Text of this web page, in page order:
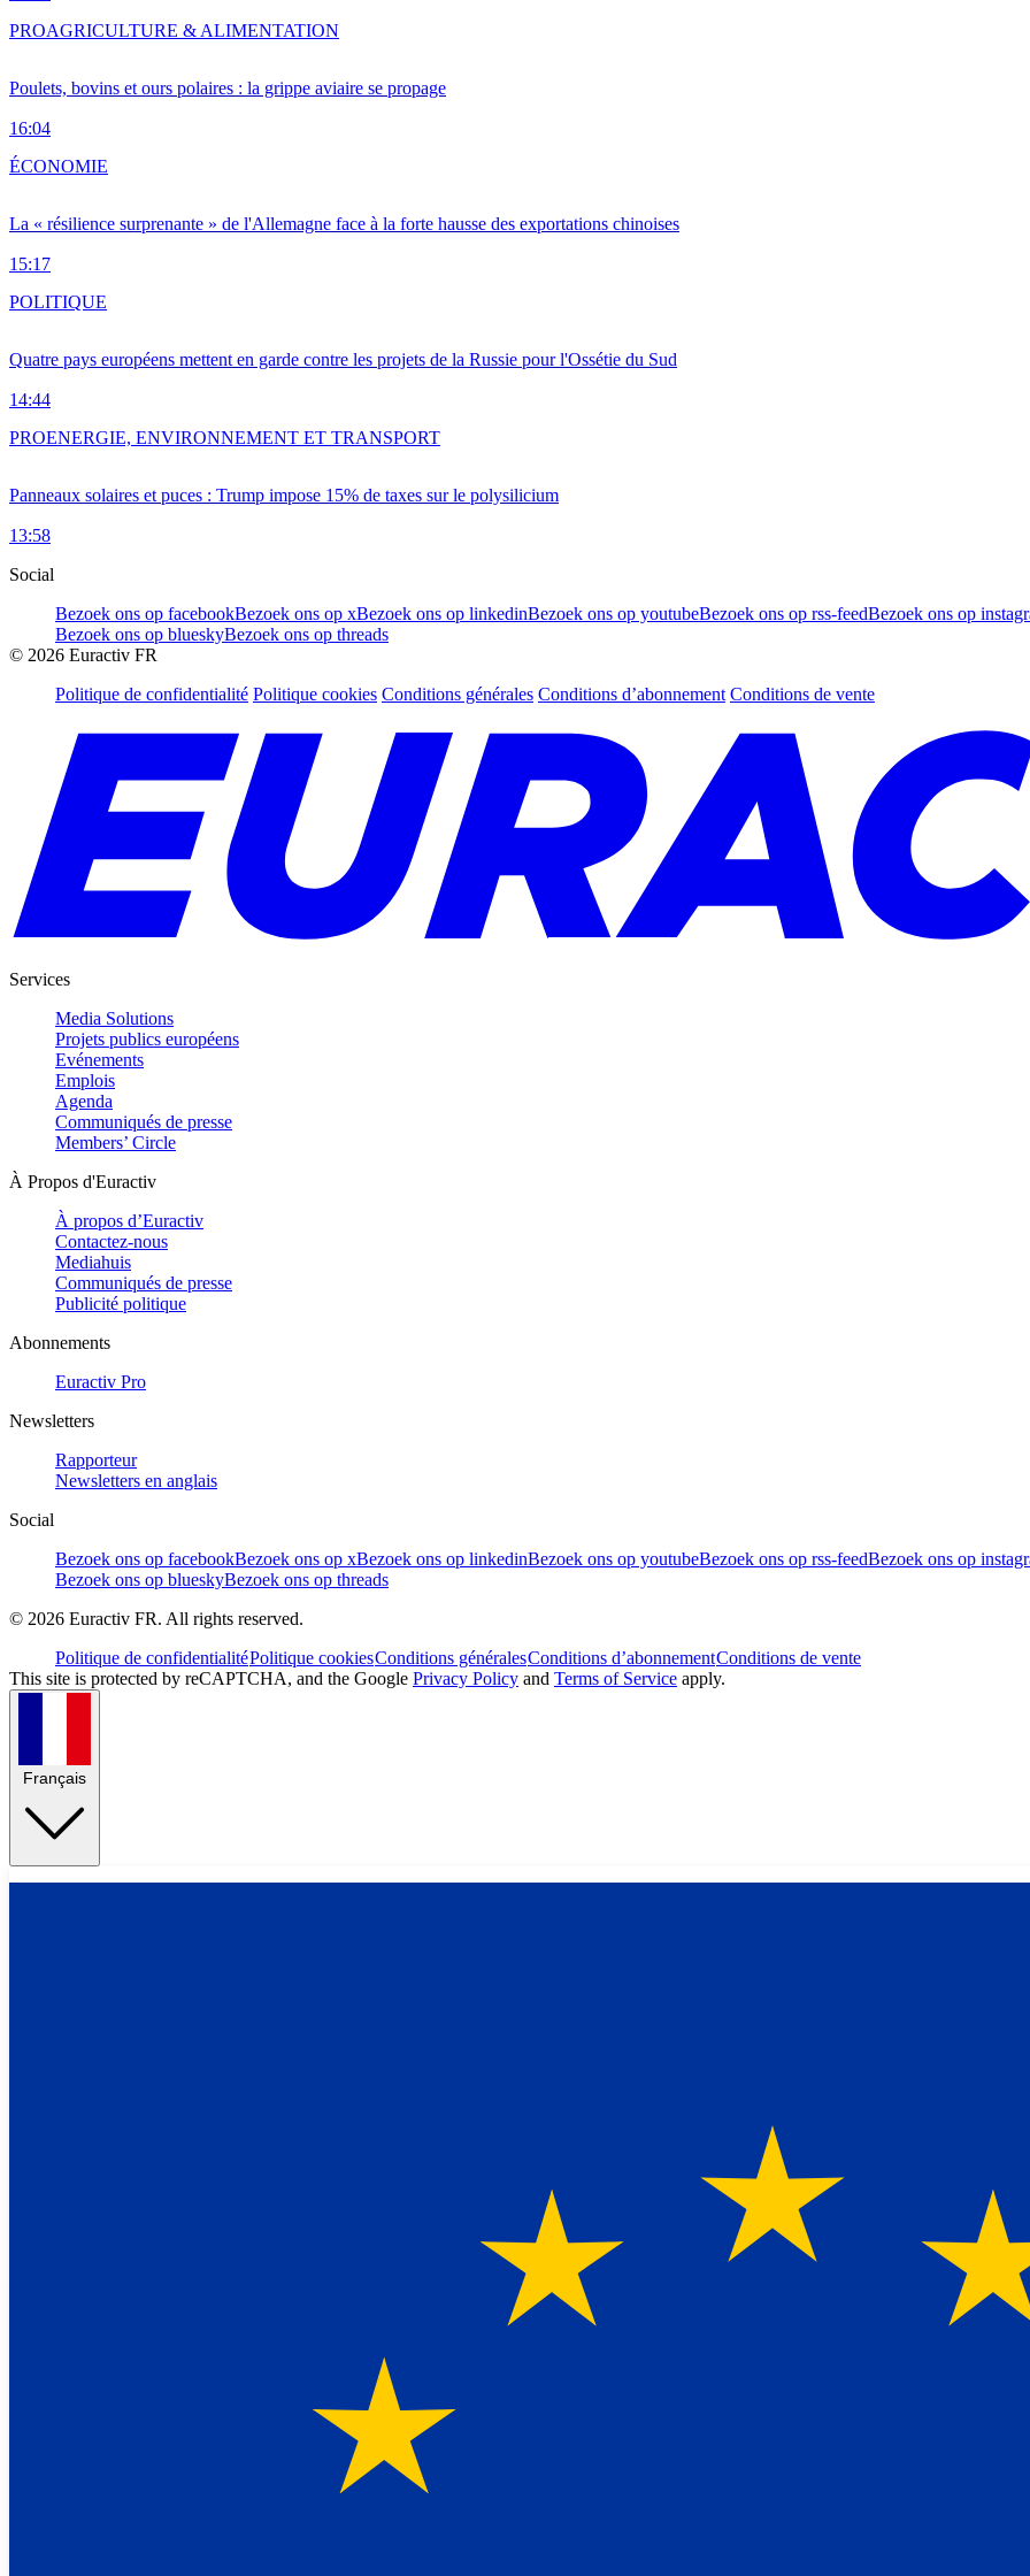
Poulets, bovins et ours polaires : la grippe aviaire se propage
16:04
PROAGRICULTURE & ALIMENTATION
La « résilience surprenante » de l'Allemagne face à la forte hausse des exportations chinoises
15:17
ÉCONOMIE
Quatre pays européens mettent en garde contre les projets de la Russie pour l'Ossétie du Sud
14:44
POLITIQUE
Panneaux solaires et puces : Trump impose 15% de taxes sur le polysilicium
13:58
PROENERGIE, ENVIRONNEMENT ET TRANSPORT
Social
Bezoek ons op facebookBezoek ons op xBezoek ons op linkedinBezoek ons op youtubeBezoek ons op rss-feedBezoek ons op
Bezoek ons op blueskyBezoek ons op threads
© 2026 Euractiv FR
Politique de confidentialité Politique cookies Conditions générales Conditions d’abonnement Conditions de vente
Services
Media Solutions
Projets publics européens
Evénements
Emplois
Agenda
Communiqués de presse
Members’ Circle
À Propos d'Euractiv
À propos d’Euractiv
Contactez-nous
Mediahuis
Communiqués de presse
Publicité politique
Abonnements
Euractiv Pro
Newsletters
Rapporteur
Newsletters en anglais
Social
Bezoek ons op facebookBezoek ons op xBezoek ons op linkedinBezoek ons op youtubeBezoek ons op rss-feedBezoek ons op
Bezoek ons op blueskyBezoek ons op threads
© 2026 Euractiv FR. All rights reserved.
Politique de confidentialitéPolitique cookiesConditions généralesConditions d’abonnementConditions de vente
This site is protected by reCAPTCHA, and the Google Privacy Policy and Terms of Service apply.
Français